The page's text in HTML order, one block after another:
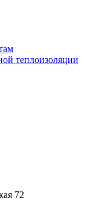
теплоизоляции
72